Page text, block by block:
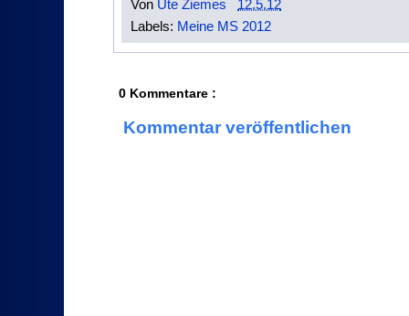
Von Ute Ziemes
12.5.12
Labels: Meine MS 2012
0 Kommentare :
Kommentar veröffentlichen